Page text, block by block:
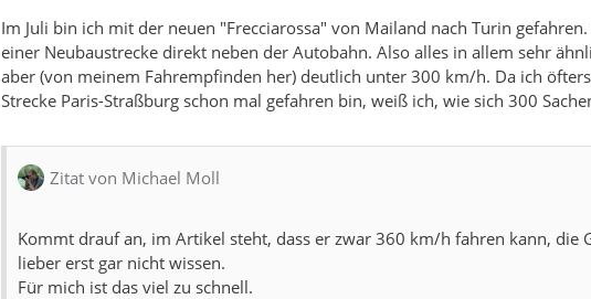
Im Juli bin ich mit der neuen "Frecciarossa" von Mailand nach Turin
einer Neubaustrecke direkt neben der Autobahn. Also alles in allem sehr
aber (von meinem Fahrempfinden her) deutlich unter 300 km/h. Da ich
Strecke Paris-Straßburg schon mal gefahren bin, weiß ich, wie sich 300
Zitat von Michael Moll
Kommt drauf an, im Artikel steht, dass er zwar 360 km/h fahren kann, die
lieber erst gar nicht wissen.
Für mich ist das viel zu schnell.